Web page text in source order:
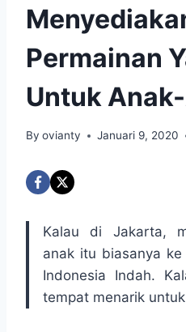
Permainan
Untuk
By ovianty Januari 9, 2020
Kalau di Jakarta,
anak itu biasanya
Indonesia Indah.
tempat menarik